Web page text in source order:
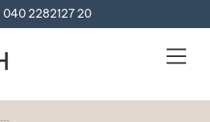
040 2282127 20